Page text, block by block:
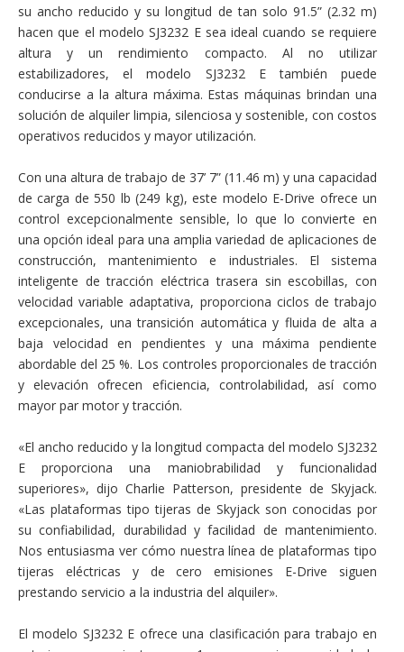
su ancho reducido y su longitud de tan solo 91.5” (2.32 m)
hacen que el modelo SJ3232 E sea ideal cuando se requiere
altura y un rendimiento compacto. Al no utilizar
estabilizadores, el modelo SJ3232 E también puede
conducirse a la altura máxima. Estas máquinas brindan una
solución de alquiler limpia, silenciosa y sostenible, con costos
operativos reducidos y mayor utilización.
Con una altura de trabajo de 37’ 7” (11.46 m) y una capacidad
de carga de 550 lb (249 kg), este modelo E-Drive ofrece un
control excepcionalmente sensible, lo que lo convierte en
una opción ideal para una amplia variedad de aplicaciones de
construcción, mantenimiento e industriales. El sistema
inteligente de tracción eléctrica trasera sin escobillas, con
velocidad variable adaptativa, proporciona ciclos de trabajo
excepcionales, una transición automática y fluida de alta a
baja velocidad en pendientes y una máxima pendiente
abordable del 25 %. Los controles proporcionales de tracción
y elevación ofrecen eficiencia, controlabilidad, así como
mayor par motor y tracción.
«El ancho reducido y la longitud compacta del modelo SJ3232
E proporciona una maniobrabilidad y funcionalidad
superiores», dijo Charlie Patterson, presidente de Skyjack.
«Las plataformas tipo tijeras de Skyjack son conocidas por
su confiabilidad, durabilidad y facilidad de mantenimiento.
Nos entusiasma ver cómo nuestra línea de plataformas tipo
tijeras eléctricas y de cero emisiones E-Drive siguen
prestando servicio a la industria del alquiler».
El modelo SJ3232 E ofrece una clasificación para trabajo en